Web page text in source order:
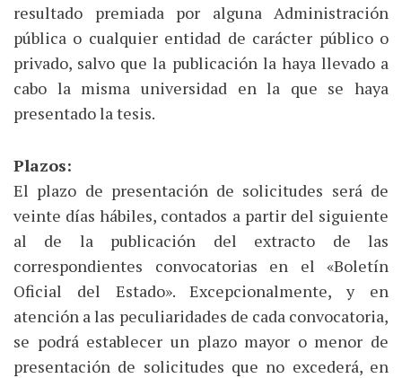
resultado premiada por alguna Administración
pública o cualquier entidad de carácter público o
privado, salvo que la publicación la haya llevado a
cabo la misma universidad en la que se haya
presentado la tesis.
Plazos:
El plazo de presentación de solicitudes será de
veinte días hábiles, contados a partir del siguiente
al de la publicación del extracto de las
correspondientes convocatorias en el «Boletín
Oficial del Estado». Excepcionalmente, y en
atención a las peculiaridades de cada convocatoria,
se podrá establecer un plazo mayor o menor de
presentación de solicitudes que no excederá, en